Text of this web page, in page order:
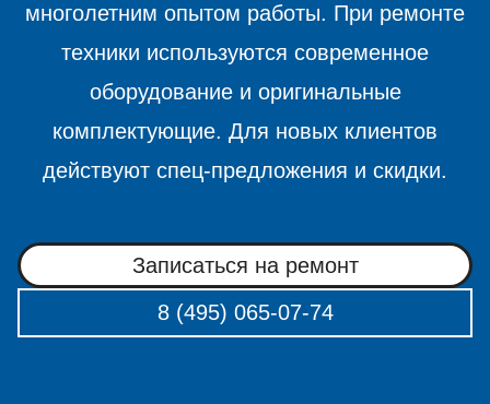
многолетним опытом работы. При ремонте
техники используются современное
оборудование и оригинальные
комплектующие. Для новых клиентов
действуют спец-предложения и скидки.
Записаться на ремонт
8 (495) 065-07-74